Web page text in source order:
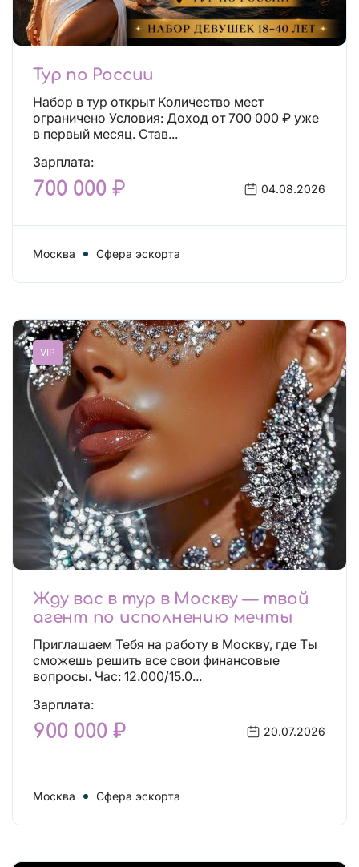
Тур по России
Набор в тур открыт Количество мест
ограничено Условия: Доход от 700 000 ₽ уже
в первый месяц. Став...
Зарплата:
700 000 ₽ 04.08.2026
Москва Сфера эскорта
VIP
Жду вас в тур в Москву — твой
агент по исполнению мечты
Приглашаем Тебя на работу в Москву, где Ты
сможешь решить все свои финансовые
вопросы. Час: 12.000/15.0...
Зарплата:
900 000 ₽ 20.07.2026
Москва Сфера эскорта